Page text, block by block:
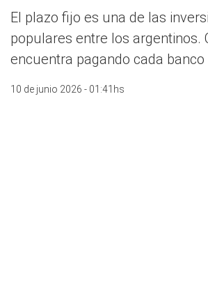
El plazo fijo es una de las
populares entre los argentinos.
encuentra pagando cada banco
10 de junio 2026 - 01:41hs